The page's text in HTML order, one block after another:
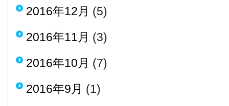
2016年12月 (5)
2016年11月 (3)
2016年10月 (7)
2016年9月 (1)